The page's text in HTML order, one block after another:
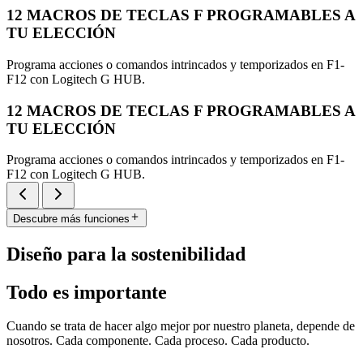
12 MACROS DE TECLAS F PROGRAMABLES A
TU ELECCIÓN
Programa acciones o comandos intrincados y temporizados en F1-
F12 con Logitech G HUB.
12 MACROS DE TECLAS F PROGRAMABLES A
TU ELECCIÓN
Programa acciones o comandos intrincados y temporizados en F1-
F12 con Logitech G HUB.
Descubre más funciones
Diseño para la sostenibilidad
Todo es importante
Cuando se trata de hacer algo mejor por nuestro planeta, depende de
nosotros. Cada componente. Cada proceso. Cada producto.